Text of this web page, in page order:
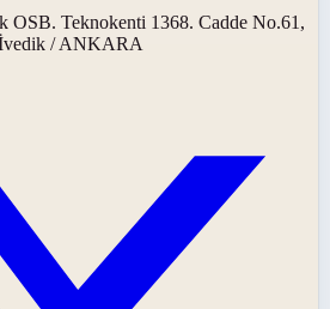
OSB. Teknokenti 1368. Cadde No.61,
/ ANKARA